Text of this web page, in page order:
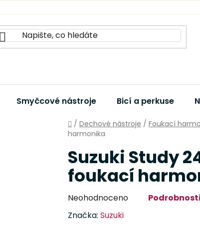
Smyčcové nástroje Bicí a perkuse
Domů
/ Dechové nástroje / Foukací
harmonika
Suzuki Study
foukací
Průměrné
produktu
Neohodnoceno
Značka: Suzuki